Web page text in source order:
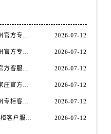
江苏省泰州市海陵区永定东路399号置地商务中心东塔（华润万象城）17层1706室万国售后服务中心（需提前预约）
2026年7月最新发布｜万国台州官方专柜客户服务热线与专柜信息攻略 2026-07-12
权威汇总！2026年7月万国广州官方专柜客户服务电话及门店名录 2026-07-12
万国北京专柜2026年7月最新官方客服热线｜门店信息及服务攻略发布 2026-07-12
2026年7月重磅整理｜万国石家庄官方专柜服务电话&客户服务中心公告 2026-07-12
官方指南｜万国2026年7月惠州专柜客户服务热线与门店信息全攻略 2026-07-12
官方通知｜2026年万国无锡专柜客户服务热线全新升级（附7月最新专柜信息汇总） 2026-07-12